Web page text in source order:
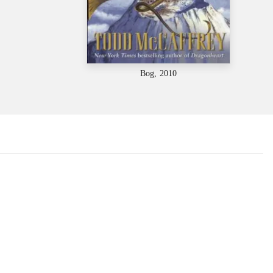
Bog, 2010